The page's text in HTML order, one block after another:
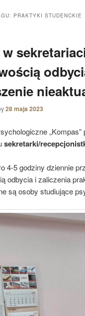
PRAKTYKI STUDENCKIE
w
28 maja 2023
sekretarki/
4-5 godziny dziennie
odbycia i zaliczenia
są osoby studiujące